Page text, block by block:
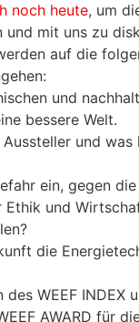
noch heute, um
und mit uns zu
auf die
und
bessere Welt.
und was
ein, gegen
Ethik und
die
des WEEF INDEX
AWARD für